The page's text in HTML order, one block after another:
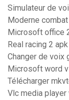
Simulateur de
Moderne
Microsoft office
Real racing 2
Changer de voix
Microsoft word
Télécharger
Vlc media